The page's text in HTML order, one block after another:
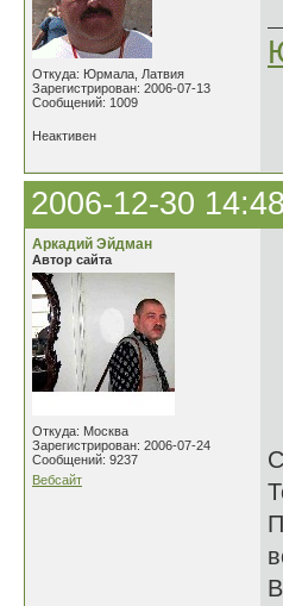
Откуда: Юрмала, Латвия
Зарегистрирован: 2006-07-13
Сообщений: 1009
Неактивен
2006-12-30
Аркадий Эйдман
Автор сайта
Откуда: Москва
Зарегистрирован: 2006-07-24
Сообщений: 9237
Вебсайт